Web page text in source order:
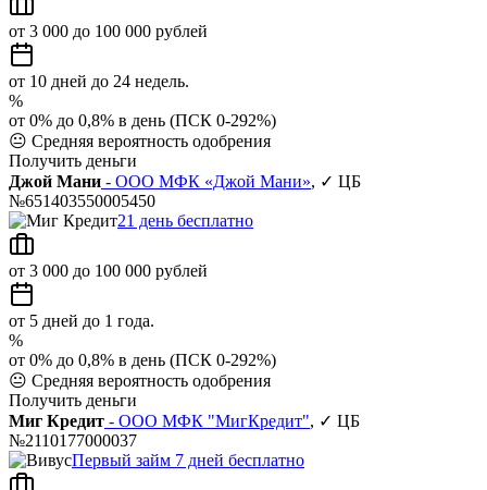
от 3 000 до 100 000 рублей
от 10 дней до 24 недель.
%
от 0% до 0,8% в день (ПСК 0-292%)
😐 Средняя вероятность одобрения
Получить деньги
Джой Мани - ООО МФК «Джой Мани», ✓ ЦБ
№651403550005450
21 день бесплатно
от 3 000 до 100 000 рублей
от 5 дней до 1 года.
%
от 0% до 0,8% в день (ПСК 0-292%)
😐 Средняя вероятность одобрения
Получить деньги
Миг Кредит - ООО МФК "МигКредит", ✓ ЦБ
№2110177000037
Первый займ 7 дней бесплатно